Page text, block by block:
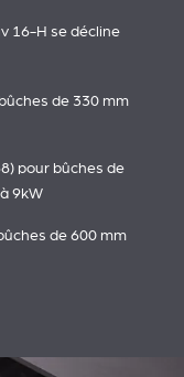
16-H se décline
de 330 mm
pour bûches de
9kW
de 600 mm